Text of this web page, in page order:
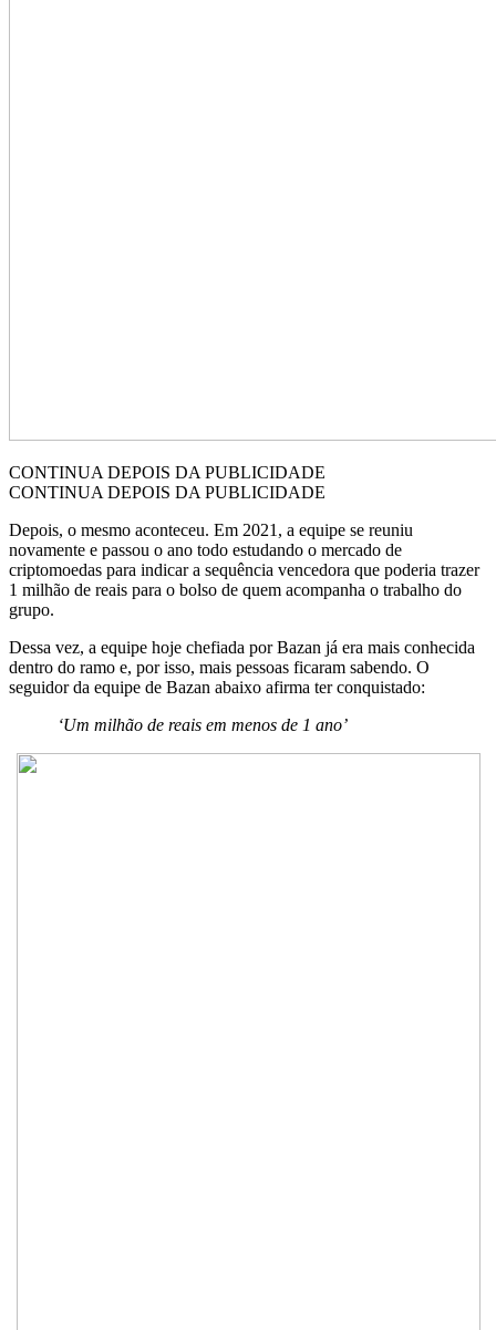
CONTINUA DEPOIS DA PUBLICIDADE
CONTINUA DEPOIS DA PUBLICIDADE
Depois, o mesmo aconteceu. Em 2021, a equipe se reuniu
novamente e passou o ano todo estudando o mercado de
criptomoedas para indicar a sequência vencedora que poderia trazer
1 milhão de reais para o bolso de quem acompanha o trabalho do
grupo.
Dessa vez, a equipe hoje chefiada por Bazan já era mais conhecida
dentro do ramo e, por isso, mais pessoas ficaram sabendo. O
seguidor da equipe de Bazan abaixo afirma ter conquistado:
‘Um milhão de reais em menos de 1 ano’